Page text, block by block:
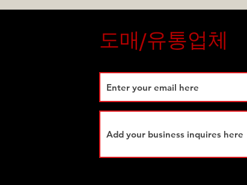
도매/유통업체